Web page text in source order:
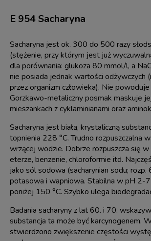
E 954 Sacharyna
Sacharyna jest ok. 300 do 500 razy
(stężenie, przy którym jest już
dla porównania: glukoza 80 mmol/l, a
nie posiada jednak wartości odżywczych
przez organizm człowieka). Nie powoduje
Gorzkawo-metaliczny posmak maskuje
mieszankach z cyklaminianami oraz
Sacharyna jest białą, krystaliczną
topnienia 228 °C. Trudno rozpuszczalna
wrzącej wodzie. Dobrze rozpuszcza się w
eterze, benzenie, chloroformie itd.
jako sól sodowa (sacharynian sodu; rozp.
potasowa i wapniowa. Stabilna w pH 2-
poniżej 150 °C. Szybko ulega
Badania sacharyny z lat 60. i 70.
substancja ta może być karcynogenem.
stwierdzono zwiększenie częstości